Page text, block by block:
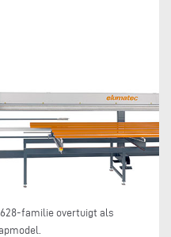
628-familie overtuigt als